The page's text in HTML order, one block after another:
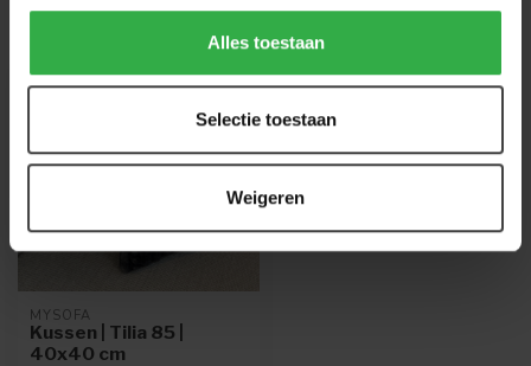
Alles toestaan
Selectie toestaan
Weigeren
Recent bekeken
MYSOFA
Kussen | Tilia 85 |
40x40 cm